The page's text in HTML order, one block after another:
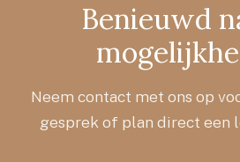
Benieuwd
Neem contact met ons op
gesprek of plan direct een